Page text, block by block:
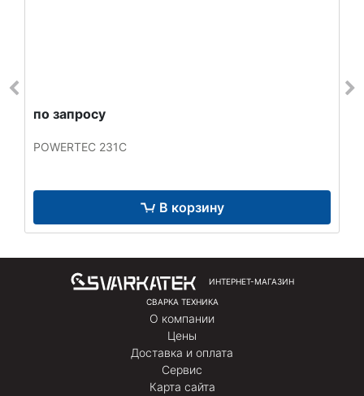
по запросу
POWERTEC 231C
В корзину
ИНТЕРНЕТ-МАГАЗИН
СВАРКА ТЕХНИКА
О компании
Цены
Доставка и оплата
Сервис
Карта сайта